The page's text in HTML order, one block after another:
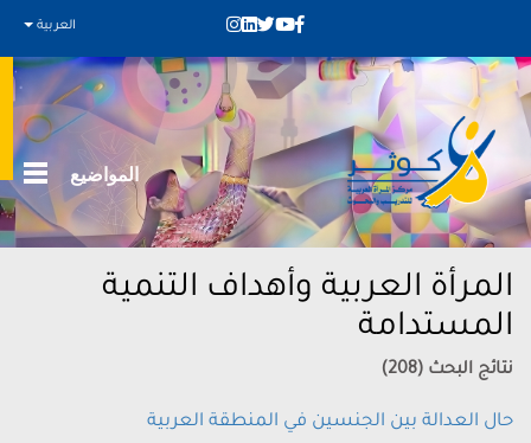
العربية
المواضيع
المرأة العربية وأهداف التنمية
المستدامة
نتائج البحث (208)
حال العدالة بين الجنسين في المنطقة العربية